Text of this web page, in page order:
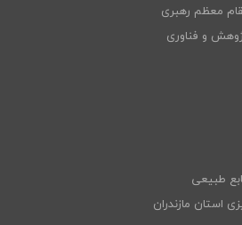
معظم رهبری
و فناوری
طبیعی
استان مازندران